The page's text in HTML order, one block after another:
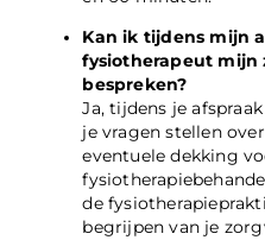
Kan ik tijdens mijn
fysiotherapeut mijn
bespreken?
Ja, tijdens je
je vragen stellen
eventuele dekking
de
begrijpen van je